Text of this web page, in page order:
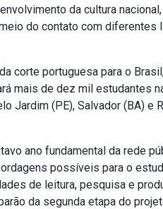
da cultura nacional,
do contato com diferentes
corte portuguesa para o
mais de dez mil estudantes
Jardim (PE), Salvador (BA) e
ano fundamental da rede
possíveis para o
de leitura, pesquisa e
da segunda etapa do